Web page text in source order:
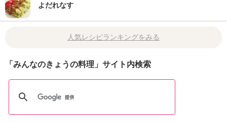
よだれなす
人気レシピランキングをみる
「みんなのきょうの料理」サイト内検索